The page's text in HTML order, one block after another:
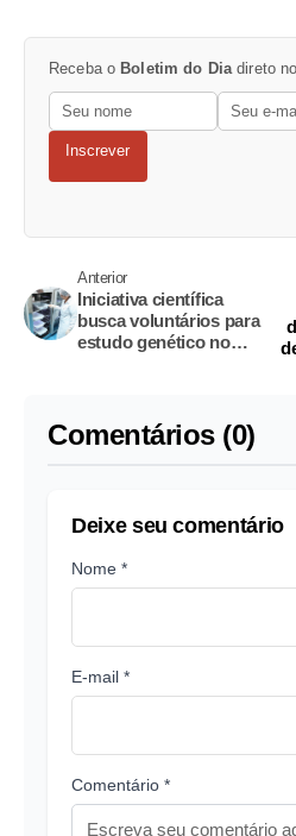
Receba o Boletim do Diadireto
Inscrever
Anterior
Iniciativa científica
busca voluntários para
estudo genético no
Comentários (0)
Deixe seu comentário
Nome *
E-mail *
Comentário *